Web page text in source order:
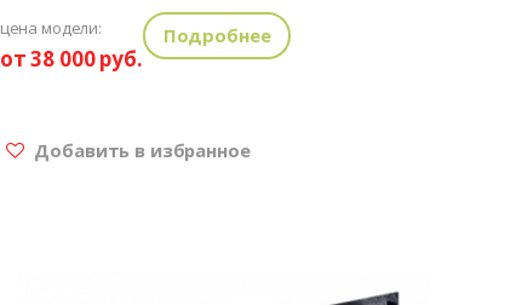
цена модели:
от 38 000 руб.
Подробнее
Добавить в избранное